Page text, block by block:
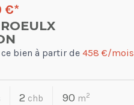
€*
ce bien à partir de 458 €/mois
2 chb 90 m2